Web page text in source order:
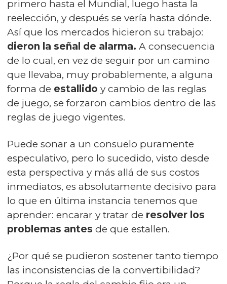
primero hasta el Mundial, luego hasta la
reelección, y después se vería hasta dónde.
Así que los mercados hicieron su trabajo:
dieron la señal de alarma. A consecuencia
de lo cual, en vez de seguir por un camino
que llevaba, muy probablemente, a alguna
forma de estallido y cambio de las reglas
de juego, se forzaron cambios dentro de las
reglas de juego vigentes.
Puede sonar a un consuelo puramente
especulativo, pero lo sucedido, visto desde
esta perspectiva y más allá de sus costos
inmediatos, es absolutamente decisivo para
lo que en última instancia tenemos que
aprender: encarar y tratar de resolver los
problemas antes de que estallen.
¿Por qué se pudieron sostener tanto tiempo
las inconsistencias de la convertibilidad?